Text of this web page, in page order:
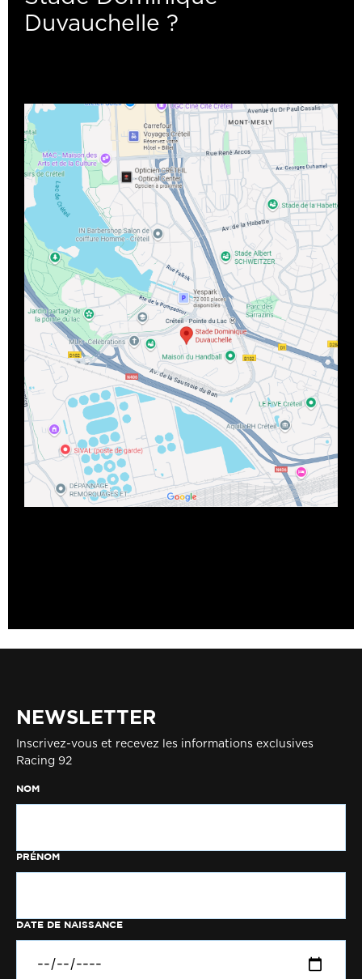
Duvauchelle ?
NEWSLETTER
Inscrivez-vous et recevez les informations exclusives
Racing 92
NOM
PRÉNOM
DATE DE NAISSANCE